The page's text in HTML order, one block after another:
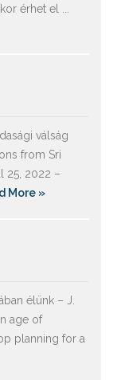
érhet el ...
válság
from Sri
25, 2022 –
More »
élünk – J.
age of
planning for a